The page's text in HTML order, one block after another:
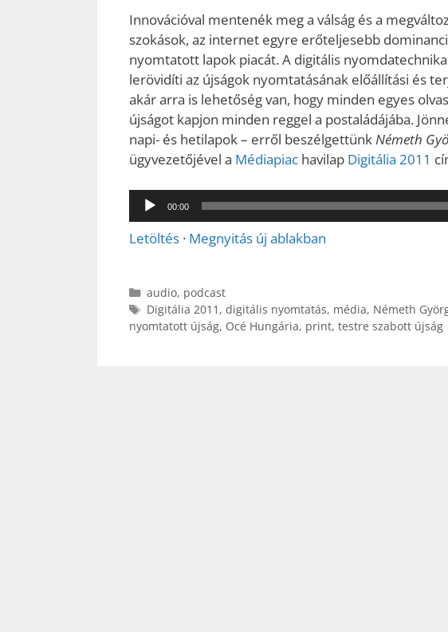
Innovációval mentenék meg a válság és a
szokások, az internet egyre erőteljesebb
nyomtatott lapok piacát. A digitális
lerövidíti az újságok nyomtatásának előállítási és
akár arra is lehetőség van, hogy minden egyes
újságot kapjon minden reggel a postaládájába.
napi- és hetilapok – erről beszélgettünkNémeth
ügyvezetőjével a Médiapiac havilap Digitália 2011
Audió
lejátszó
00:00
Letöltés · Megnyitás új ablakban
Kategória
audio, podcast
Címkék
Digitália 2011 , digitális nyomtatás, média, Németh
nyomtatott újság, Océ Hungária, print, testre szabott újság